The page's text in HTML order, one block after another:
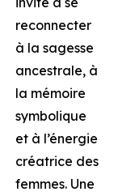
reconnecter
à la sagesse
ancestrale, à
la mémoire
symbolique
et à l’énergie
créatrice des
femmes. Une